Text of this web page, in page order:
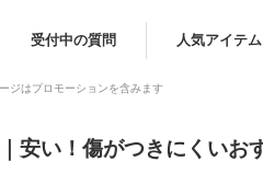
受付中の質問 人気アイテム
ジはプロモーションを含みます
安い！傷がつきにくいお